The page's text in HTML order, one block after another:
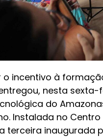
o incentivo à
nesta
do
Instalada no
terceira inaugurada